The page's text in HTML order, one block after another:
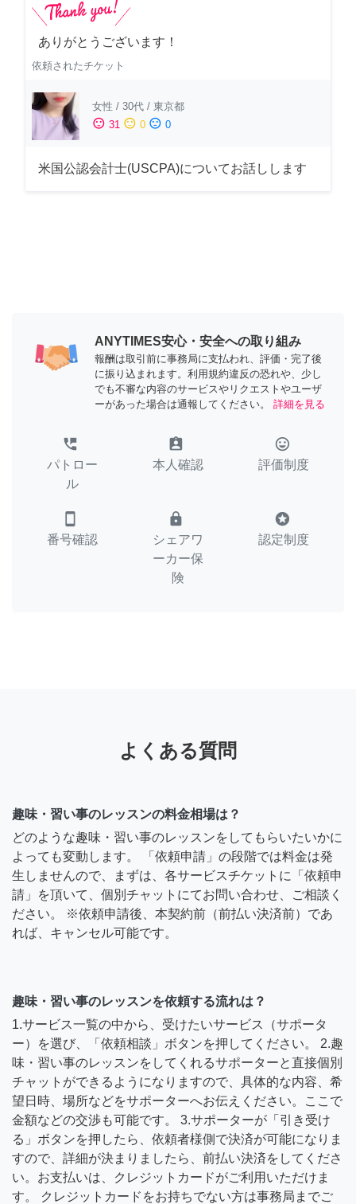
ありがとうございます！
依頼されたチケット
女性 / 30代 / 東京都
sentiment_satisfied 31 sentiment_neutral 0 sentiment_dissatisfied 0
米国公認会計士(USCPA)についてお話しします
ANYTIMES安心・安全への取り組み
報酬は取引前に事務局に支払われ、評価・完了後
に振り込まれます。利用規約違反の恐れや、少し
でも不審な内容のサービスやリクエストやユーザ
ーがあった場合は通報してください。
詳細を見る
perm_phone_msg
パトロー
ル
assignment_ind
本人確認
tag_faces
評価制度
smartphone
番号確認
lock
シェアワ
ーカー保
険
stars
認定制度
よくある質問
趣味・習い事のレッスンの料金相場は？
どのような趣味・習い事のレッスンをしてもらいたいかに
よっても変動します。 「依頼申請」の段階では料金は発
生しませんので、まずは、各サービスチケットに「依頼申
請」を頂いて、個別チャットにてお問い合わせ、ご相談く
ださい。 ※依頼申請後、本契約前（前払い決済前）であ
れば、キャンセル可能です。
趣味・習い事のレッスンを依頼する流れは？
1.サービス一覧の中から、受けたいサービス（サポータ
ー）を選び、「依頼相談」ボタンを押してください。 2.趣
味・習い事のレッスンをしてくれるサポーターと直接個別
チャットができるようになりますので、具体的な内容、希
望日時、場所などをサポーターへお伝えください。ここで
金額などの交渉も可能です。 3.サポーターが「引き受け
る」ボタンを押したら、依頼者様側で決済が可能になりま
すので、詳細が決まりましたら、前払い決済をしてくださ
い。お支払いは、クレジットカードがご利用いただけま
す。 クレジットカードをお持ちでない方は事務局までご